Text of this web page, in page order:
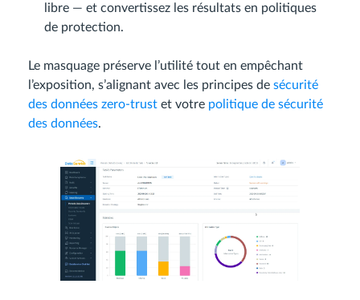
libre — et convertissez les résultats en politiques
de protection.
Le masquage préserve l’utilité tout en empêchant
l’exposition, s’alignant avec les principes de sécurité
des données zero-trust et votre politique de sécurité
des données.